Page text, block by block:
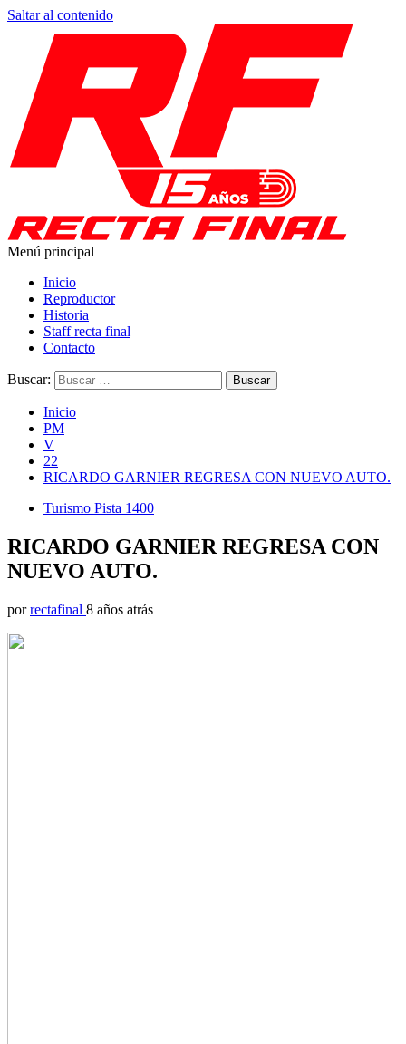
Saltar al contenido
Menú principal
Inicio
Reproductor
Historia
Staff recta final
Contacto
Buscar:
Inicio
PM
V
22
RICARDO GARNIER REGRESA CON NUEVO AUTO.
Turismo Pista 1400
RICARDO GARNIER REGRESA CON
NUEVO AUTO.
por rectafinal 8 años atrás